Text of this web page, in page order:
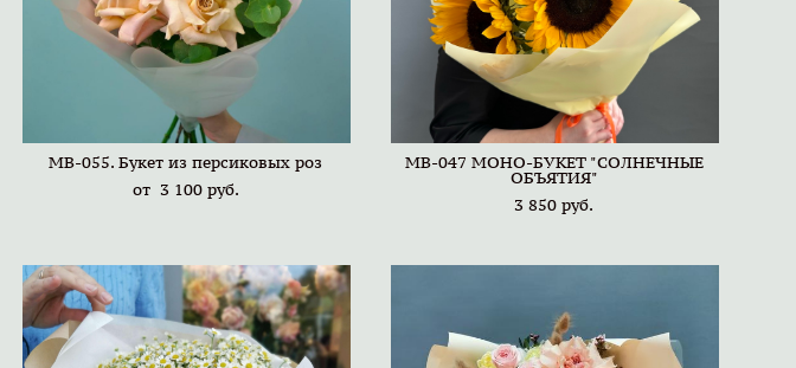
MB-055. Букет из персиковых роз
от 3 100 pуб.
МВ-047 МОНО-БУКЕТ "СОЛНЕЧНЫЕ
ОБЪЯТИЯ"
3 850 pуб.